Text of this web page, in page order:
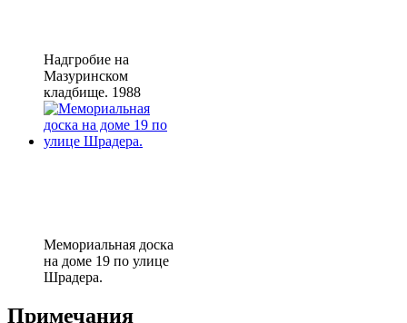
Надгробие на
Мазуринском
кладбище. 1988
Мемориальная доска
на доме 19 по улице
Шрадера.
Примечания